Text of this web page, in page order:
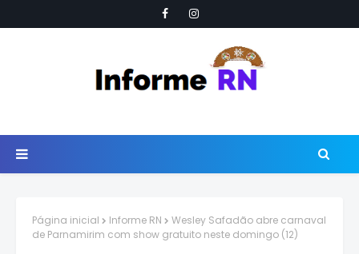
Página inicial Informe RN
Wesley Safadão abre carnaval
de Parnamirim com show gratuito neste domingo (12)